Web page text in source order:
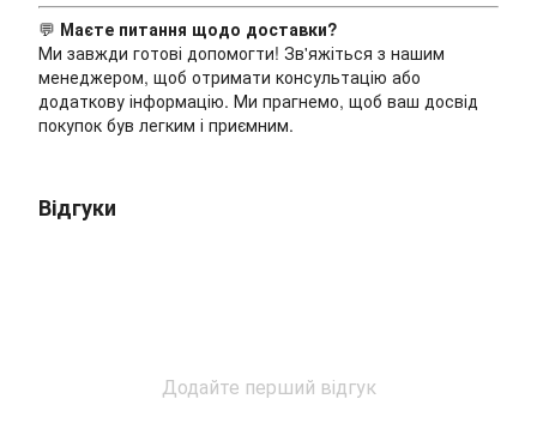
💬 Маєте питання щодо доставки?
Ми завжди готові допомогти! Зв'яжіться з нашим
менеджером, щоб отримати консультацію або
додаткову інформацію. Ми прагнемо, щоб ваш досвід
покупок був легким і приємним.
Відгуки
Додайте перший відгук